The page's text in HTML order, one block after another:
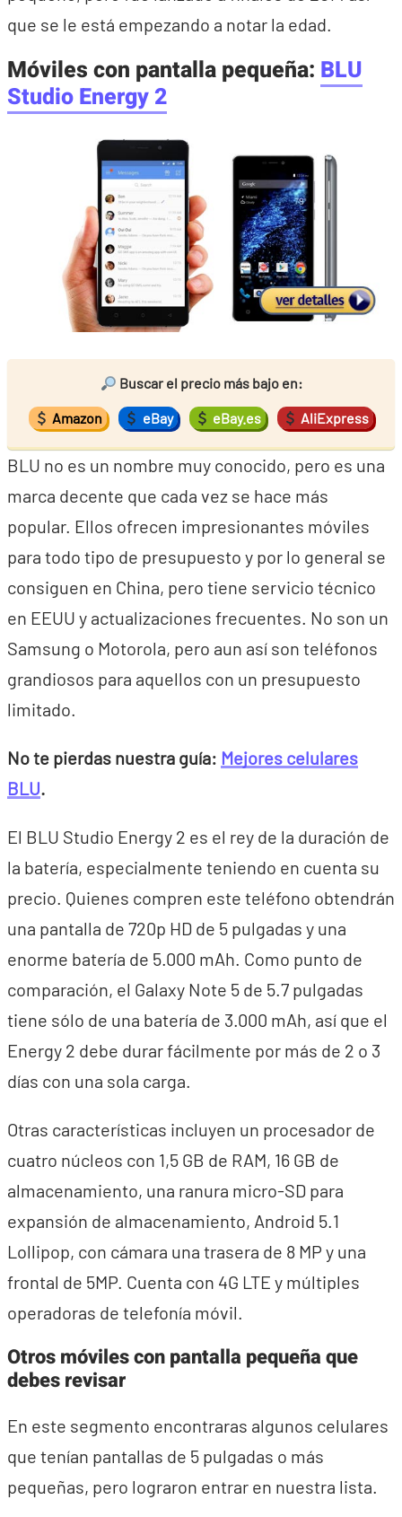
que se le está empezando a notar la edad.
Móviles con pantalla pequeña: BLU
Studio Energy 2
Buscar el precio más bajo en:
Amazon eBay eBay.es AliExpress
BLU no es un nombre muy conocido, pero es una
marca decente que cada vez se hace más
popular. Ellos ofrecen impresionantes móviles
para todo tipo de presupuesto y por lo general se
consiguen en China, pero tiene servicio técnico
en EEUU y actualizaciones frecuentes. No son un
Samsung o Motorola, pero aun así son teléfonos
grandiosos para aquellos con un presupuesto
limitado.
No te pierdas nuestra guía: Mejores celulares
BLU.
El BLU Studio Energy 2 es el rey de la duración de
la batería, especialmente teniendo en cuenta su
precio. Quienes compren este teléfono obtendrán
una pantalla de 720p HD de 5 pulgadas y una
enorme batería de 5.000 mAh. Como punto de
comparación, el Galaxy Note 5 de 5.7 pulgadas
tiene sólo de una batería de 3.000 mAh, así que el
Energy 2 debe durar fácilmente por más de 2 o 3
días con una sola carga.
Otras características incluyen un procesador de
cuatro núcleos con 1,5 GB de RAM, 16 GB de
almacenamiento, una ranura micro-SD para
expansión de almacenamiento, Android 5.1
Lollipop, con cámara una trasera de 8 MP y una
frontal de 5MP. Cuenta con 4G LTE y múltiples
operadoras de telefonía móvil.
Otros móviles con pantalla pequeña que
debes revisar
En este segmento encontraras algunos celulares
que tenían pantallas de 5 pulgadas o más
pequeñas, pero lograron entrar en nuestra lista.